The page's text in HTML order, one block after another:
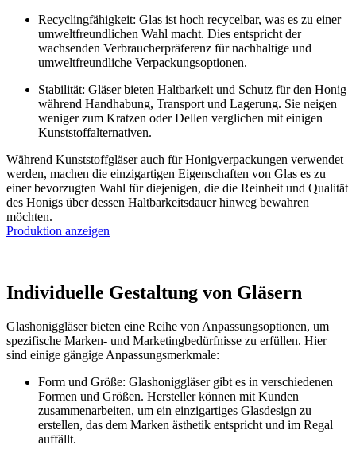
Recyclingfähigkeit: Glas ist hoch recycelbar, was es zu einer
umweltfreundlichen Wahl macht. Dies entspricht der
wachsenden Verbraucherpräferenz für nachhaltige und
umweltfreundliche Verpackungsoptionen.
Stabilität: Gläser bieten Haltbarkeit und Schutz für den Honig
während Handhabung, Transport und Lagerung. Sie neigen
weniger zum Kratzen oder Dellen verglichen mit einigen
Kunststoffalternativen.
Während Kunststoffgläser auch für Honigverpackungen verwendet
werden, machen die einzigartigen Eigenschaften von Glas es zu
einer bevorzugten Wahl für diejenigen, die die Reinheit und Qualität
des Honigs über dessen Haltbarkeitsdauer hinweg bewahren
möchten.
Produktion anzeigen
Individuelle Gestaltung von Gläsern
Glashoniggläser bieten eine Reihe von Anpassungsoptionen, um
spezifische Marken- und Marketingbedürfnisse zu erfüllen. Hier
sind einige gängige Anpassungsmerkmale:
Form und Größe: Glashoniggläser gibt es in verschiedenen
Formen und Größen. Hersteller können mit Kunden
zusammenarbeiten, um ein einzigartiges Glasdesign zu
erstellen, das dem Marken ästhetik entspricht und im Regal
auffällt.